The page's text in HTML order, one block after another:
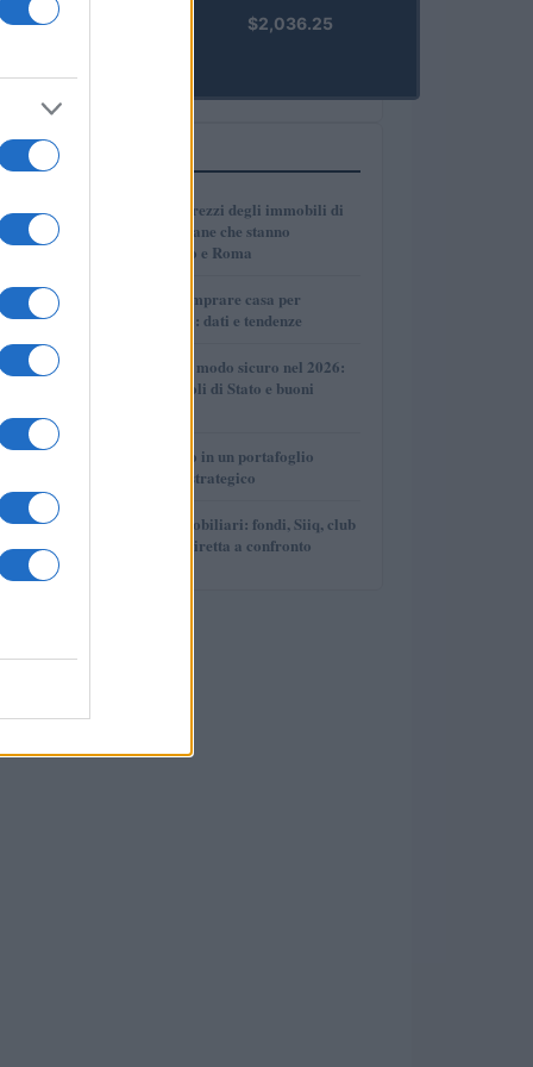
PRIME)
$2,036.25
PIÙ LETTI
1
Dove crescono i prezzi degli immobili di
lusso: le città italiane che stanno
superando Milano e Roma
2
Dove conviene comprare casa per
affittarla nel 2026: dati e tendenze
3
Come investire in modo sicuro nel 2026:
conti deposito, titoli di Stato e buoni
4
Come inserire oro in un portafoglio
giovane in modo strategico
5
Investimenti immobiliari: fondi, Siiq, club
deal e proprietà diretta a confronto